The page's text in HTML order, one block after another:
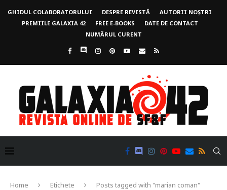
GHIDUL COLABORATORULUI DESPRE REVISTĂ
AUTORII NOȘTRI
PREMIILE GALAXIA 42
FREE E-BOOKS
DATE DE CONTACT
NUMĂRUL CURENT
Home Etichete Posts tagged with "marian coman"